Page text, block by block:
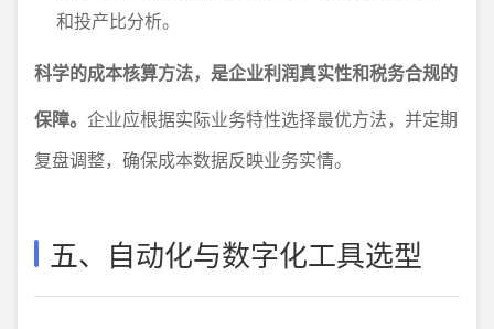
和投产比分析。
科学的成本核算方法，是企业利润真实性和税务合规的
保障。 企业应根据实际业务特性选择最优方法，并定期
复盘调整，确保成本数据反映业务实情。
五、自动化与数字化工具选型